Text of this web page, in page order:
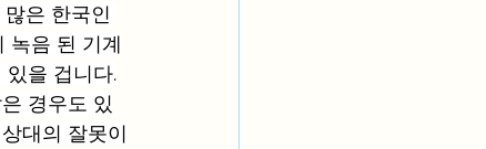
은 한국인
녹음 된 기계
을 겁니다.
경우도 있
대의 잘못이